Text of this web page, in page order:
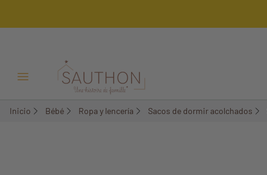
Menú Abrir/Cerrar
Inicio Bébé Ropa y lencería Sacos de dormir acolchados